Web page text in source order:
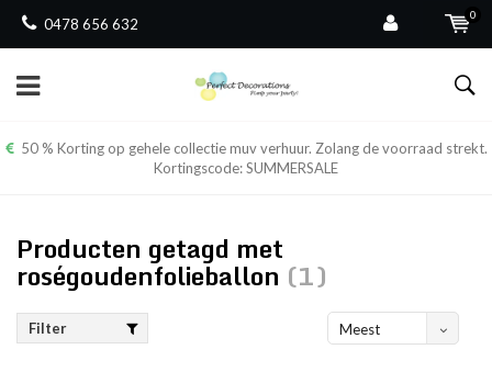
0478 656 632
0
50 % Korting op gehele collectie muv verhuur. Zolang de voorraad strekt.
Kortingscode: SUMMERSALE
Producten getagd met
roségoudenfolieballon (1)
Filter
Meest